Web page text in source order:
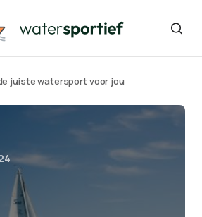
juiste watersport voor jou